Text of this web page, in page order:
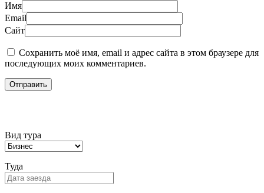
Имя
Email
Сайт
Сохранить моё имя, email и адрес сайта в этом браузере для
последующих моих комментариев.
Вид тура
Туда